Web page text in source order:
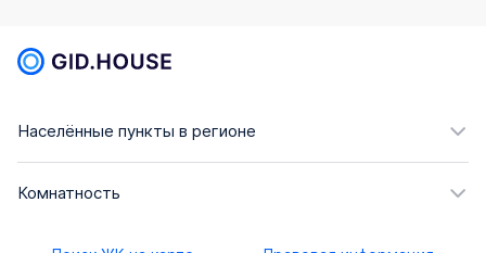
Населённые пункты в регионе
Комнатность